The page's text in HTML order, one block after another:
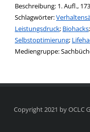
Beschreibung: 1. Aufl.,
Schlagwörter:
Leistungsdruck; Biohacks;
Selbstoptimierung;
Suche nach dieser
Mediengruppe:
Copyright 2021 by OCLC